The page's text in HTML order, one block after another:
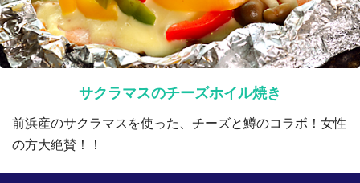
サクラマスのチーズホイル焼き
前浜産のサクラマスを使った、チーズと鱒のコラボ！女性
の方大絶賛！！